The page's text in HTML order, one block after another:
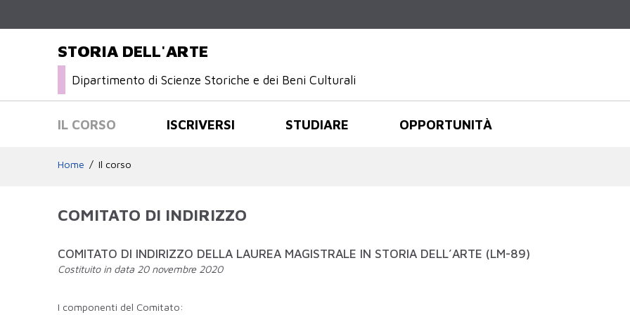
STORIA DELL'ARTE
Dipartimento di Scienze Storiche e dei Beni Culturali
IL CORSO ISCRIVERSI STUDIARE OPPORTUNITÀ
Home Il corso
COMITATO DI INDIRIZZO
COMITATO DI INDIRIZZO DELLA LAUREA MAGISTRALE IN STORIA DELL’ARTE (LM-89)
Costituito in data 20 novembre 2020
I componenti del Comitato: